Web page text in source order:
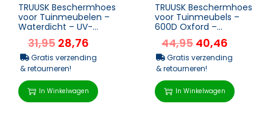
TRUUSK Beschermhoes
voor Tuinmeubelen –
Waterdicht – UV-
bestendig –
135x135x75cm &...
31,95 28,76
Gratis verzending
& retourneren!
In Winkelwagen
TRUUSK Beschermhoes
voor Tuinmeubels –
600D Oxford –
Afmetingen
210x140x80cm – Wat...
44,95 40,46
Gratis verzending
& retourneren!
In Winkelwagen